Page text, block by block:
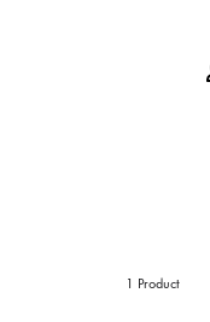
1 Product